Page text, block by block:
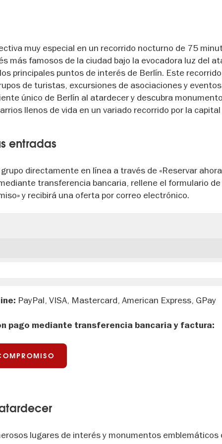
muy especial en un recorrido nocturno de 75
más famosos de la ciudad bajo la evocadora luz del
principales puntos de interés de Berlín. Este
de turistas, excursiones de asociaciones y
único de Berlín al atardecer y descubra
llenos de vida en un variado recorrido por la
entradas
directamente en línea a través de «Reservar
transferencia bancaria, rellene el formulario
y recibirá una oferta por correo electrónico.
PayPal, VISA, Mastercard, American Express, GPay
pago mediante transferencia bancaria y factura:
lugares de interés y monumentos emblemáticos